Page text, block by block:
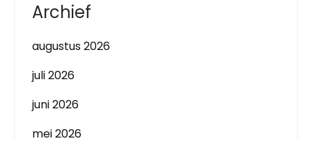
Archief
augustus 2026
juli 2026
juni 2026
mei 2026